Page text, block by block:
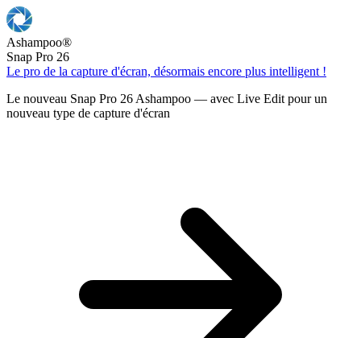
Ashampoo®
Snap Pro 26
Le pro de la capture d'écran, désormais encore plus intelligent !
Le nouveau Snap Pro 26 Ashampoo — avec Live Edit pour un
nouveau type de capture d'écran